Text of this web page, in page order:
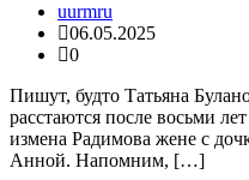
uurmru
06.05.2025
0
Пишут, будто Татьяна
расстаются после восьми
измена Радимова жене с
Анной. Напомним, […]